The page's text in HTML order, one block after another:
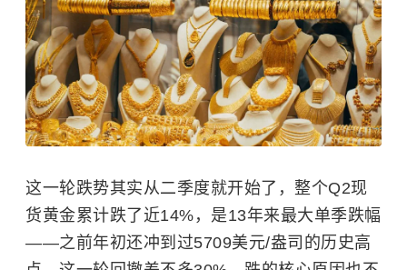
这一轮跌势其实从二季度就开始了，整个Q2现
货黄金累计跌了近14%，是13年来最大单季跌幅
——之前年初还冲到过5709美元/盎司的历史高